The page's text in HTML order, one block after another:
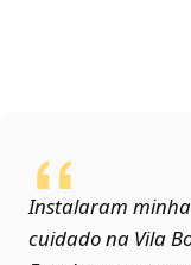
Instalaram
cuidado na Vila